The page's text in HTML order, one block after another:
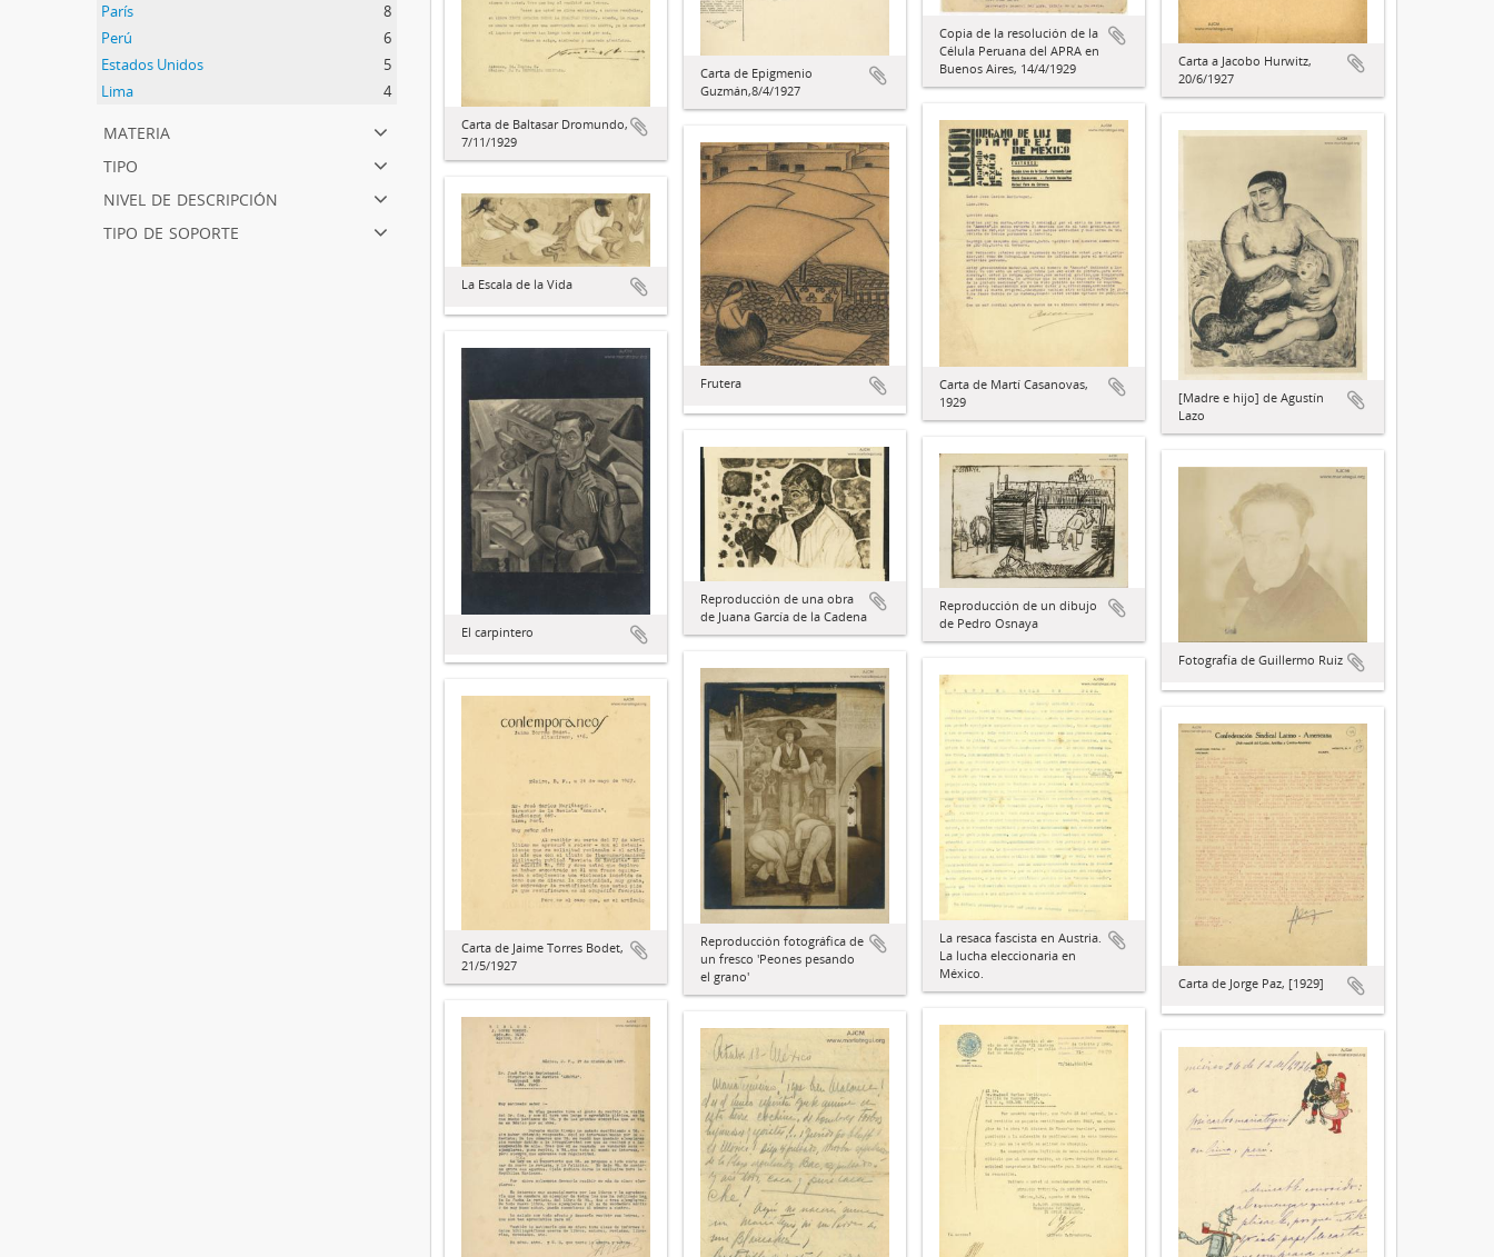
París
8
Perú
6
Estados Unidos
5
Lima
4
materia
tipo
nivel de descripción
tipo de soporte
Copia de la resolución de la
Célula Peruana del APRA en
Buenos Aires, 14/4/1929
Carta a Jacobo Hurwitz,
20/6/1927
Carta de Epigmenio
Guzmán,8/4/1927
Carta de Baltasar Dromundo,
7/11/1929
Carta de Martí Casanovas,
1929
[Madre e hijo] de Agustín
Lazo
Frutera
La Escala de la Vida
El carpintero
Reproducción de una obra
de Juana García de la Cadena
Reproducción de un dibujo
de Pedro Osnaya
Fotografía de Guillermo Ruiz
Reproducción fotográfica de
un fresco 'Peones pesando
el grano'
La resaca fascista en Austria.
La lucha eleccionaria en
México.
Carta de Jaime Torres Bodet,
21/5/1927
Carta de Jorge Paz, [1929]